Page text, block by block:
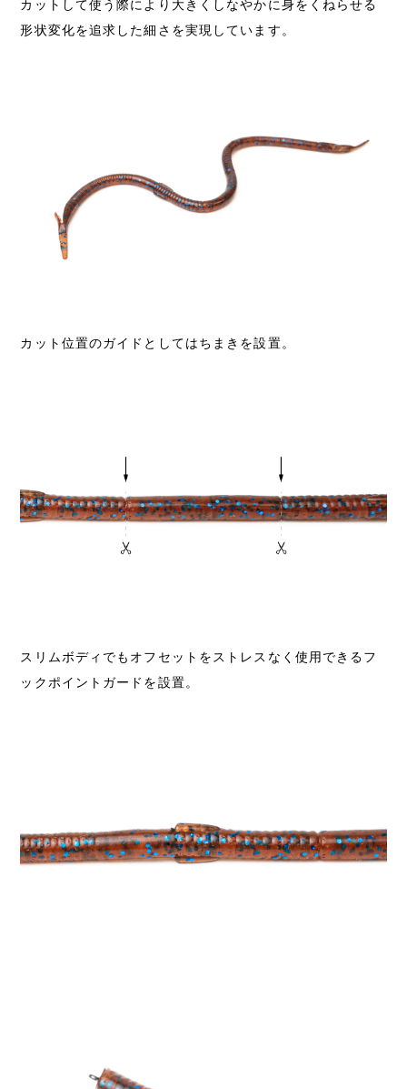
カットして使う際により大きくしなやかに身をくねらせる
形状変化を追求した細さを実現しています。
カット位置のガイドとしてはちまきを設置。
スリムボディでもオフセットをストレスなく使用できるフ
ックポイントガードを設置。